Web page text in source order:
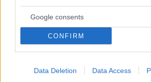
Google consents
CONFIRM
Data Deletion Data Access
Προηγούμενη
Πρωινή Ηλείας
Τα σχόλια έχουν
όλους προσωρινά!